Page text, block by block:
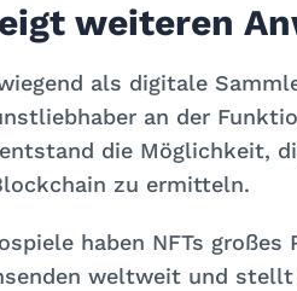
weiteren
als digitale
an der
die Möglichkeit,
zu ermitteln.
haben NFTs großes
weltweit und